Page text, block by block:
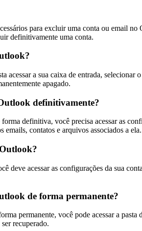
para excluir uma conta ou email
definitivamente uma conta.
acessar a sua caixa de entrada,
apagado.
definitivamente?
definitiva, você precisa acessar as
emails, contatos e arquivos associados a ela.
deve acessar as configurações da sua
de forma permanente?
permanente, você pode acessar a
recuperado.